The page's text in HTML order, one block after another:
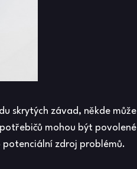
skrytých závad, někde může
mohou být povolené
zdroj problémů.